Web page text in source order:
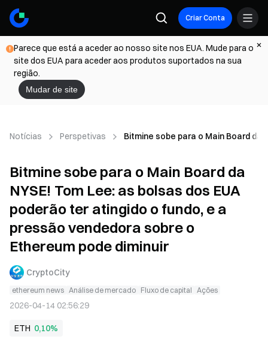
Criar Conta
Parece que está a aceder ao nosso site nos EUA. Mude para o
site dos EUA para aceder aos produtos suportados na sua
região.
Mudar de site
Notícias Perspetivas Bitmine sobe para o Main Board da
Bitmine sobe para o Main Board da
NYSE! Tom Lee: as bolsas dos EUA
poderão ter atingido o fundo, e a
pressão vendedora sobre o
Ethereum pode diminuir
CryptoCity
ethereum news Análise de mercado Fluxo de capital Ações
2026-04-14 02:56:29
ETH 0,10%